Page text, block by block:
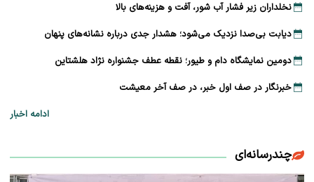
نخلداران زیر فشار آب شور، آفت و هزینه‌های بالا
دیابت بی‌صدا نزدیک می‌شود؛ هشدار جدی درباره نشانه‌های پنهان
دومین نمایشگاه دام و طیور؛ نقطه عطف جشنواره نژاد هلشتاین
خبرنگار در صف اول خبر، در صف آخر معیشت
ادامه اخبار
چندرسانه‌ای